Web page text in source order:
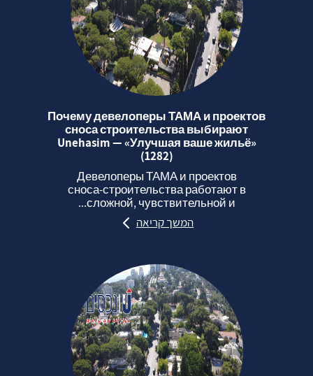
Почему девелоперы ТАМА и проектов
сноса строительства выбирают
Unehasim — «Улучшая ваше жильё»
(1282)
Девелоперы ТАМА и проектов
сноса‑строительства работают в
сложной, чувствительной и...
המשך קריאה